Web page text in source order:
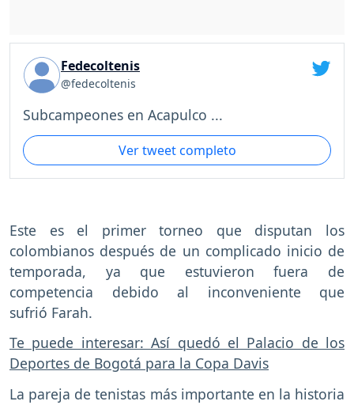
Fedecoltenis
@fedecoltenis
Subcampeones en Acapulco ...
Ver tweet completo
Este es el primer torneo que disputan los
colombianos después de un complicado inicio de
temporada, ya que estuvieron fuera de
competencia debido al inconveniente que
sufrió Farah.
Te puede interesar: Así quedó el Palacio de los
Deportes de Bogotá para la Copa Davis
La pareja de tenistas más importante en la historia